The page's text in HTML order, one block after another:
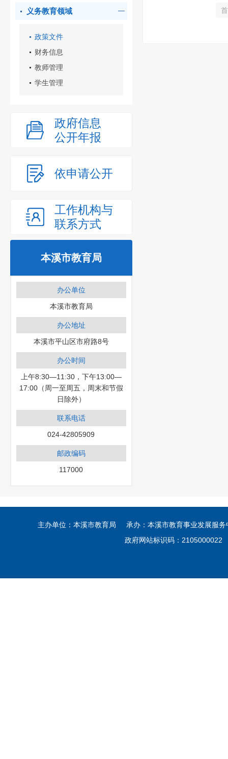
义务教育领域
政策文件
财务信息
教师管理
学生管理
政府信息
公开年报
依申请公开
工作机构与
联系方式
本溪市教育局
办公单位
本溪市教育局
办公地址
本溪市平山区市府路8号
办公时间
上午8:30—11:30，下午13:00—
17:00（周一至周五，周末和节假
日除外）
联系电话
024-42805909
邮政编码
117000
主办单位：本溪市教育局 承办：本溪市教育事业发展
政府网站标识码：2105000022